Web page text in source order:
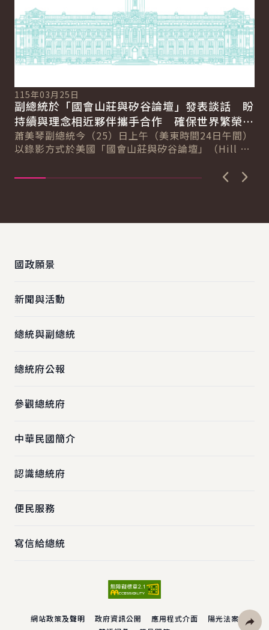
115年03月25日
副總統於「國會山莊與矽谷論壇」發表談話 盼
持續與理念相近夥伴攜手合作 確保世界繁榮與
自由
蕭美琴副總統今（25）日上午（美東時間24日午間）
以錄影方式於美國「國會山莊與矽谷論壇」（Hill &
國政願景
新聞與活動
總統與副總統
總統府公報
參觀總統府
中華民國簡介
認識總統府
便民服務
寫信給總統
網站政策及聲明 政府資訊公開 應用程式介面
陽光法案